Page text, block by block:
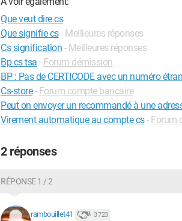
Que veut dire cs
Que signifie cs- Meilleures réponses
Cs signification - Meilleures réponses
Bp cs tsa - Forum démission
BP : Pas de CERTICODE avec un numéro
Cs-store - Forum compte bancaire
Peut on envoyer un recommandé à une
Virement automatique au compte cs- Forum
2 réponses
RÉPONSE 1 / 2
rambouillet41 3 723